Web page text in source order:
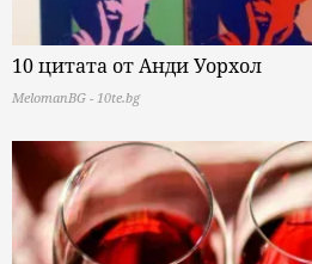
10 цитата от Анди Уорхол
MelomanBG - 10te.bg